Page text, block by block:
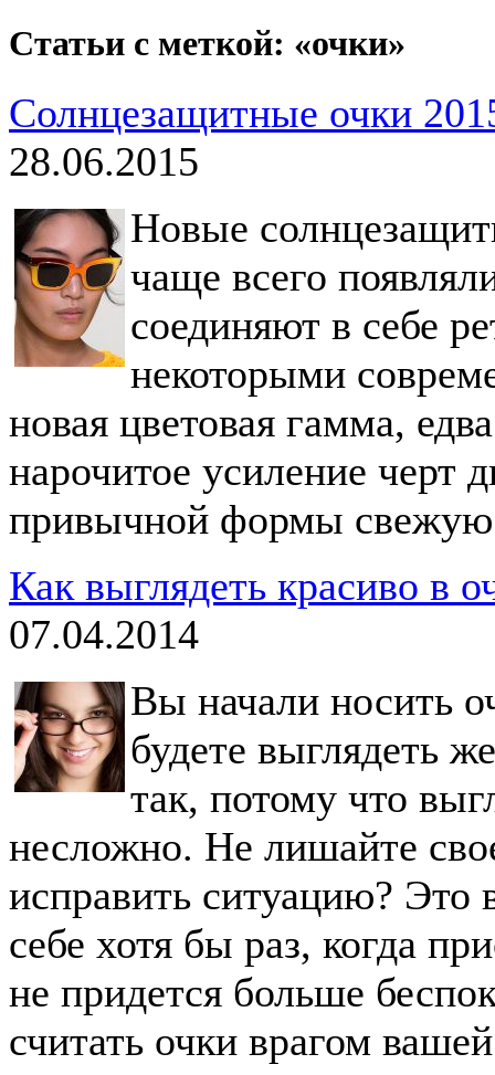
Статьи с меткой: «очки»
Солнцезащитные очки
28.06.2015
Новые
чаще всего
соединяют в себе
некоторыми
новая цветовая гамма,
нарочитое усиление черт
привычной формы свежую
Как выглядеть красиво в
07.04.2014
Вы начали носить
будете выглядеть
так, потому что
несложно. Не лишайте
исправить ситуацию? Это
себе хотя бы раз, когда
не придется больше
считать очки врагом